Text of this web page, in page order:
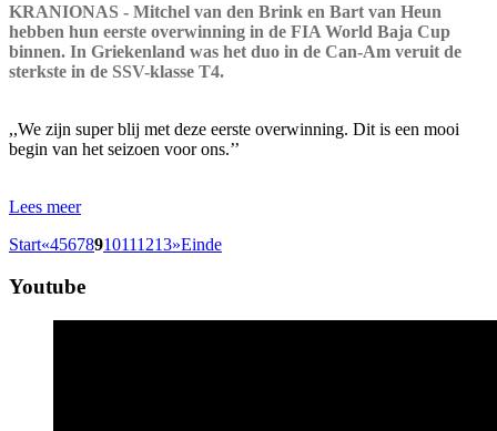
KRANIONAS - Mitchel van den Brink en Bart van Heun
hebben hun eerste overwinning in de FIA World Baja Cup
binnen. In Griekenland was het duo in de Can-Am veruit de
sterkste in de SSV-klasse T4.
,,We zijn super blij met deze eerste overwinning. Dit is een mooi
begin van het seizoen voor ons.’’
Lees meer
Start«45678910111213»Einde
Youtube